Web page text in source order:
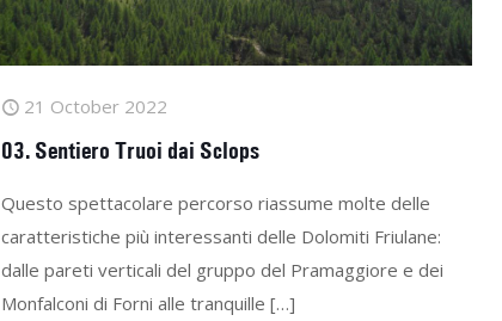
21 October 2022
03. Sentiero Truoi dai Sclops
Questo spettacolare percorso riassume molte delle
caratteristiche più interessanti delle Dolomiti Friulane:
dalle pareti verticali del gruppo del Pramaggiore e dei
Monfalconi di Forni alle tranquille […]